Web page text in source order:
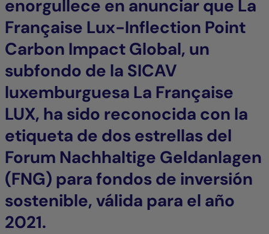
enorgullece en anunciar que La
Française Lux-Inflection Point
Carbon Impact Global, un
subfondo de la SICAV
luxemburguesa La Française
LUX, ha sido reconocida con la
etiqueta de dos estrellas del
Forum Nachhaltige Geldanlagen
(FNG) para fondos de inversión
sostenible, válida para el año
2021.